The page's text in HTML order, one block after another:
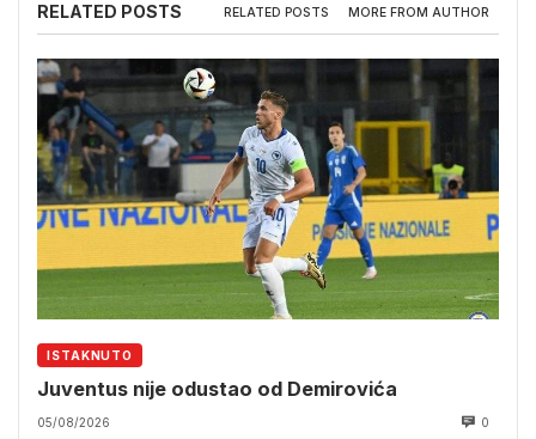
RELATED POSTS RELATED POSTS MORE FROM AUTHOR
ISTAKNUTO
Juventus nije odustao od Demirovića
05/08/2026 0